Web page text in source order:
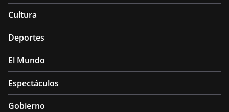
Cultura
Deportes
El Mundo
Espectáculos
Gobierno